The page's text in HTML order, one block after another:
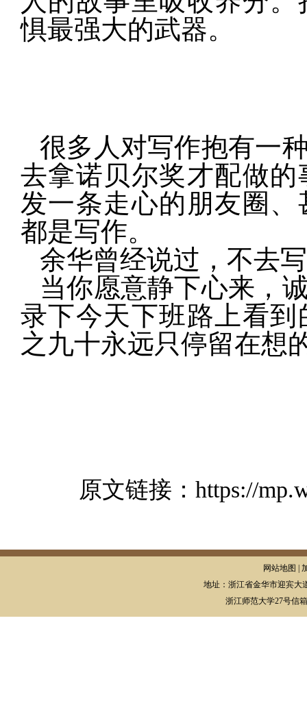
惧最强大的武器。
很多人对写作抱有一
去拿诺贝尔奖才配做
发一条走心的朋友圈
都是写作。
余华曾经说过，不去
当你愿意静下心来，
录下今天下班路上看
之九十永远只停留在想
原文链接： https://
网站地图 |
地址：浙江省金华市迎宾大
浙江师范大学27号信